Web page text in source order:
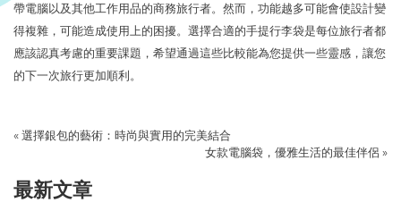
帶電腦以及其他工作用品的商務旅行者。然而，功能越多可能會使設計變
得複雜，可能造成使用上的困擾。選擇合適的手提行李袋是每位旅行者都
應該認真考慮的重要課題，希望通過這些比較能為您提供一些靈感，讓您
的下一次旅行更加順利。
« 選擇銀包的藝術：時尚與實用的完美結合
女款電腦袋，優雅生活的最佳伴侶 »
最新文章